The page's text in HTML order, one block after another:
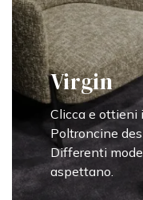
Virgin
Clicca e ottieni
Poltroncine
Differenti
aspettano.